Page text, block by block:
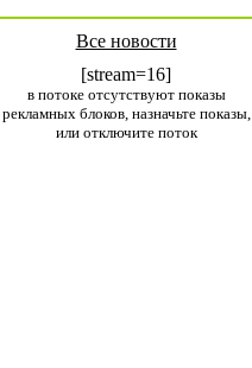
Все новости
[stream=16]
в потоке отсутствуют показы
рекламных блоков, назначьте показы,
или отключите поток